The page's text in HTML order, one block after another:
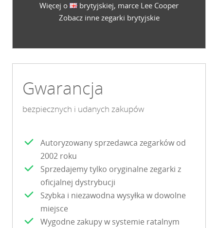
Więcej o
brytyjskiej, marce Lee Cooper
Zobacz inne zegarki brytyjskie
Gwarancja
bezpiecznych i udanych zakupów
Autoryzowany sprzedawca zegarków od
2002 roku
Sprzedajemy tylko oryginalne zegarki z
oficjalnej dystrybucji
Szybka i niezawodna wysyłka w dowolne
miejsce
Wygodne zakupy w systemie ratalnym